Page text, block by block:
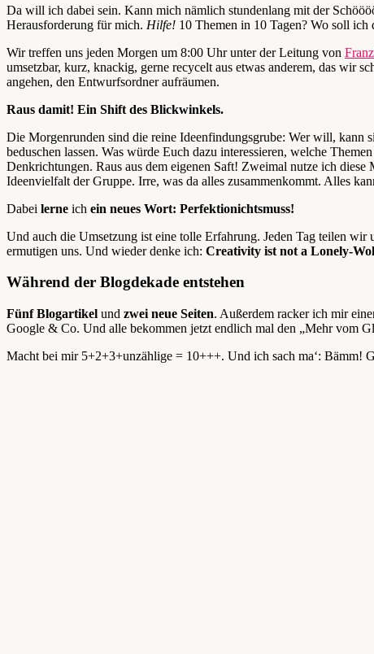
Da will ich dabei sein. Kann mich nämlich stundenlang mit der
Herausforderung für mich. Hilfe! 10 Themen in 10 Tagen? Wo soll ich
Wir treffen uns jeden Morgen um 8:00 Uhr unter der Leitung von
umsetzbar, kurz, knackig, gerne recycelt aus etwas anderem, das wir
angehen, den Entwurfsordner aufräumen.
Raus damit! Ein Shift des Blickwinkels.
Die Morgenrunden sind die reine Ideenfindungsgrube: Wer will, kann
beduschen lassen. Was würde Euch dazu interessieren, welche
Denkrichtungen. Raus aus dem eigenen Saft! Zweimal nutze ich
Ideenvielfalt der Gruppe. Irre, was da alles zusammenkommt. Alles
Dabei lerne ich ein neues Wort: Perfektionichtsmuss!
Und auch die Umsetzung ist eine tolle Erfahrung. Jeden Tag teilen wir
ermutigen uns. Und wieder denke ich: Creativity ist not a Lonely-
Während der Blogdekade entstehen
Fünf Blogartikel und zwei neue Seiten. Außerdem racker ich mir
Google & Co. Und alle bekommen jetzt endlich mal den „Mehr vom
Macht bei mir 5+2+3+unzählige = 10+++. Und ich sach ma‘: Bämm!